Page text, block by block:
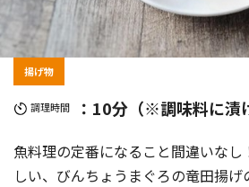
揚げ物
調理時間 ：10分（※調味料に漬
魚料理の定番になること間違いな
しい、びんちょうまぐろの竜田揚げ